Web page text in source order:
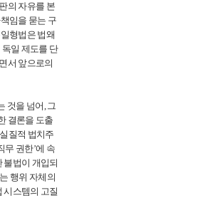
의 자유를 본
임을 묻는 구
형법은 법왜
일 제도를 단
서 앞으로의
것을 넘어, 그
결론을 도출
질적 법치주
무 권한’에 속
불법이 개입되
행위 자체의
시스템의 고질